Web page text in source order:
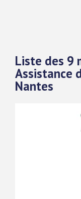
Liste des 9
Assistance
Nantes